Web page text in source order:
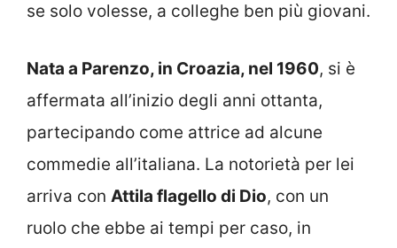
se solo volesse, a colleghe ben più giovani.
Nata a Parenzo, in Croazia, nel 1960, si è
affermata all’inizio degli anni ottanta,
partecipando come attrice ad alcune
commedie all’italiana. La notorietà per lei
arriva con Attila flagello di Dio, con un
ruolo che ebbe ai tempi per caso, in